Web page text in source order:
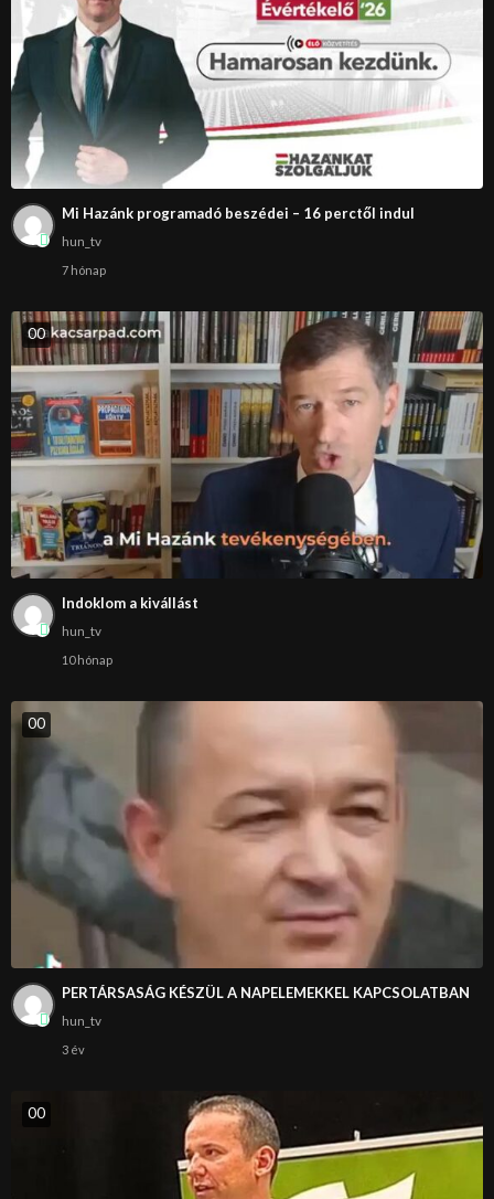
Mi Hazánk programadó beszédei – 16 perctől indul
hun_tv
7 hónap
00
Indoklom a kivállást
hun_tv
10 hónap
00
PERTÁRSASÁG KÉSZÜL A NAPELEMEKKEL KAPCSOLATBAN
hun_tv
3 év
00